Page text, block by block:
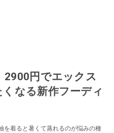
2900円でエックス
なる新作フーディ
を着ると暑くて蒸れるのが悩みの種